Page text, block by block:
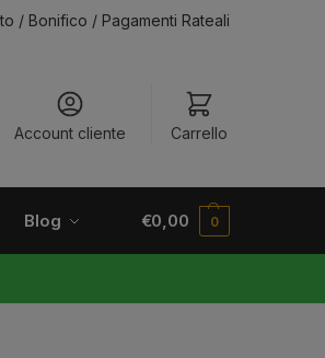
/ Bonifico / Pagamenti Rateali
Account cliente Carrello
Blog €0,00 0